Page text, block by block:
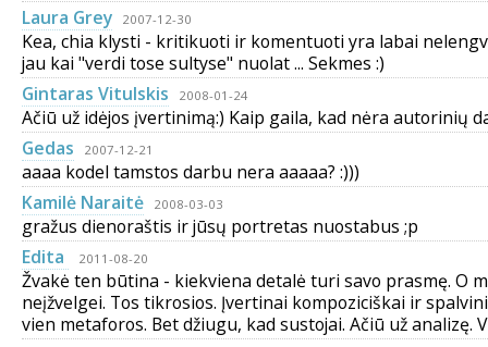
Laura Grey
2007-12-30
Kea, chia klysti - kritikuoti ir komentuoti yra labai
jau kai "verdi tose sultyse" nuolat ... Sekmes :)
Gintaras Vitulskis
2008-01-24
Ačiū už idėjos įvertinimą:) Kaip gaila, kad nėra autorinių
Gedas
2007-12-21
aaaa kodel tamstos darbu nera aaaaa? :)))
Kamilė Naraitė
2008-03-03
gražus dienoraštis ir jūsų portretas nuostabus ;p
Edita
2011-08-20
Žvakė ten būtina - kiekviena detalė turi savo prasmę. O
neįžvelgei. Tos tikrosios. Įvertinai kompoziciškai ir
vien metaforos. Bet džiugu, kad sustojai. Ačiū už analizę.